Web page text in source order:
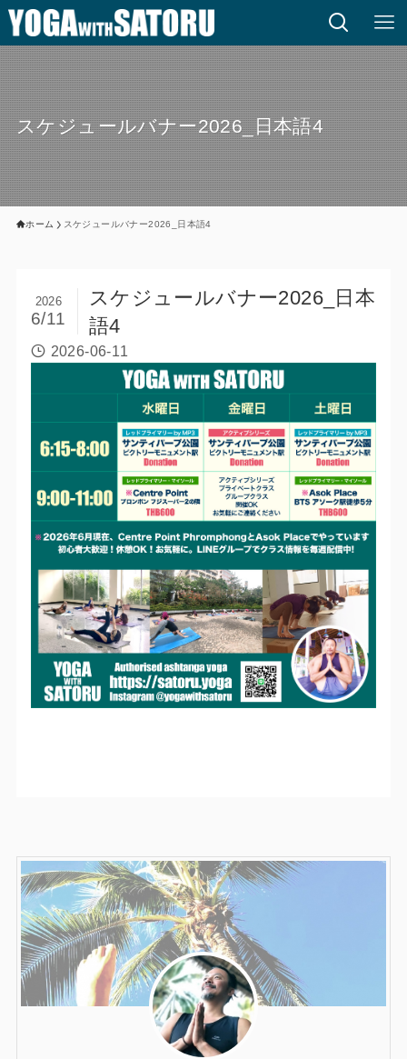
スケジュールバナー2026_日本語4
ホーム スケジュールバナー2026_日本語4
スケジュールバナー2026_日本
語4
2026
6/11
2026-06-11